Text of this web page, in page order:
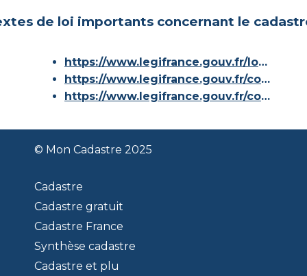
de loi importants concernant le
https://www.legifrance.gouv.fr/loda/id/JORFTEXT000000686267/
https://www.legifrance.gouv.fr/codes/article_lc/LEGIARTI000036588629/
https://www.legifrance.gouv.fr/codes/id/LEGISCTA000006180153/
© Mon Cadastre 2025
Cadastre
Cadastre gratuit
Cadastre France
Synthèse cadastre
Cadastre et plu